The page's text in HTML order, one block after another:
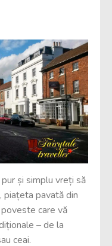
și simplu vreți să
piațeta pavată din
care vă
– de la
ceai.